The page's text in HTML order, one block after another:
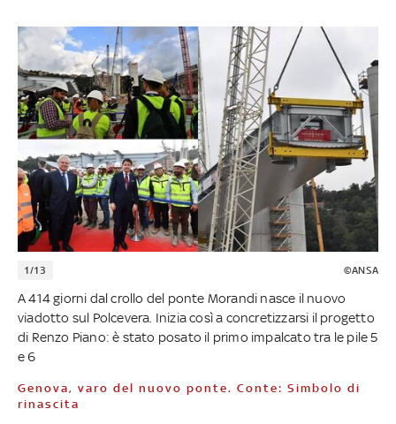
1/13 ©ANSA
A 414 giorni dal crollo del ponte Morandi nasce il nuovo
viadotto sul Polcevera. Inizia così a concretizzarsi il progetto
di Renzo Piano: è stato posato il primo impalcato tra le pile 5
e 6
Genova, varo del nuovo ponte. Conte: Simbolo di
rinascita